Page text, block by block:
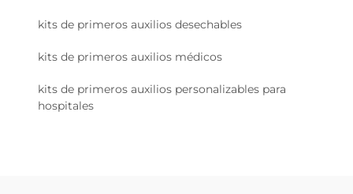
kits de primeros auxilios desechables
kits de primeros auxilios médicos
kits de primeros auxilios personalizables para
hospitales